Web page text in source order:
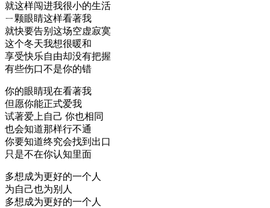
就这样闯进我很小的生活
ㄧ颗眼睛这样看著我
就快要告别这场空虚寂寞
这个冬天我想很暖和
享受快乐自由却没有把握
有些伤口不是你的错
你的眼睛现在看著我
但愿你能正式爱我
试著爱上自己 你也相同
也会知道那样行不通
你要知道终究会找到出口
只是不在你认知里面
多想成为更好的一个人
为自己也为别人
多想成为更好的一个人